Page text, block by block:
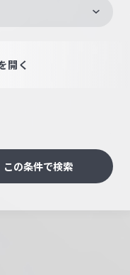
開く
この条件で検索